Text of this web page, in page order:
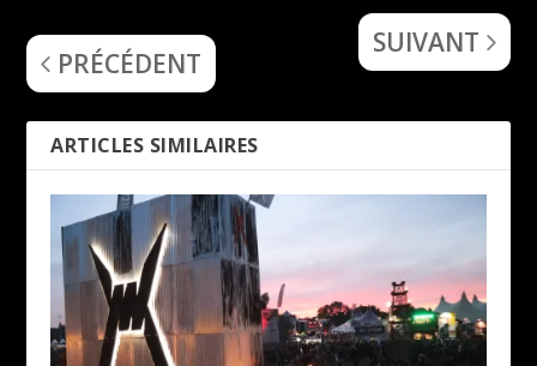
PRÉCÉDENT
SUIVANT
ARTICLES SIMILAIRES